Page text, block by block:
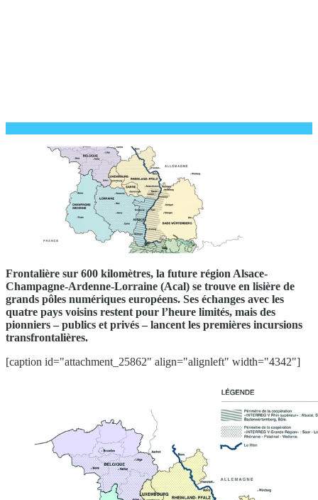
Frontalière sur 600 kilomètres, la future région Alsace-
Champagne-Ardenne-Lorraine (Acal) se trouve en lisière de
grands pôles numériques européens. Ses échanges avec les
quatre pays voisins restent pour l’heure limités, mais des
pionniers – publics et privés – lancent les premières incursions
transfrontalières.
[caption id="attachment_25862" align="alignleft" width="4342"]